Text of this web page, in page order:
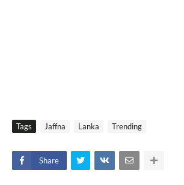
Tags Jaffna Lanka Trending
Share